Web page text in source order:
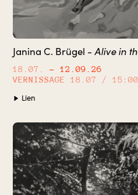
Janina C. Brügel -Alive in
18.07.
– 12.09.26
VERNISSAGE
18.07 / 15:00
Lien